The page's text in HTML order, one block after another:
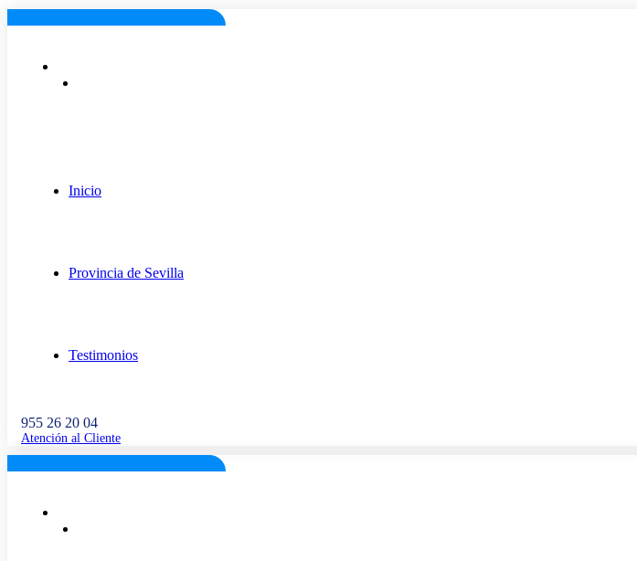
Inicio
Provincia de Sevilla
Testimonios
955 26 20 04
Atención al Cliente